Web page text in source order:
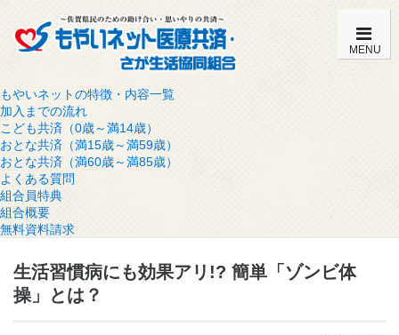
MENU
もやいネットの特徴・内容一覧
加入までの流れ
こども共済（0歳～満14歳）
おとな共済（満15歳～満59歳）
おとな共済（満60歳～満85歳）
よくある質問
組合員特典
組合概要
無料資料請求
生活習慣病にも効果アリ!? 簡単「ゾンビ体
操」とは？